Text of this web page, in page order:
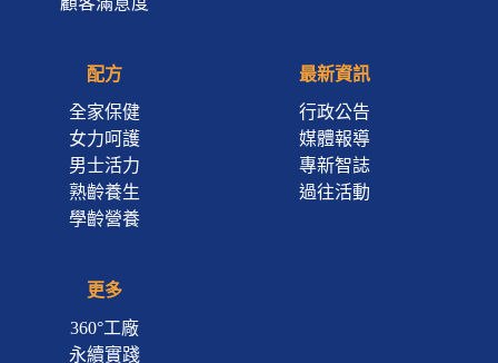
配方
全家保健
女力呵護
男士活力
熟齡養生
學齡營養
最新資訊
行政公告
媒體報導
專新智誌
過往活動
更多
360°工廠
永續實踐